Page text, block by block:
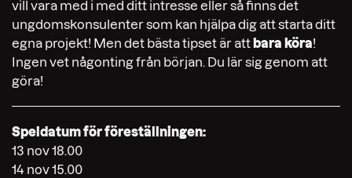
vill vara med i med ditt intresse eller så finns det
ungdomskonsulenter som kan hjälpa dig att starta ditt
egna projekt! Men det bästa tipset är att bara köra!
Ingen vet någonting från början. Du lär sig genom att
göra!
Speldatum för föreställningen:
13 nov 18.00
14 nov 15.00